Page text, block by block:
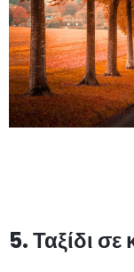
5. Ταξίδι σε